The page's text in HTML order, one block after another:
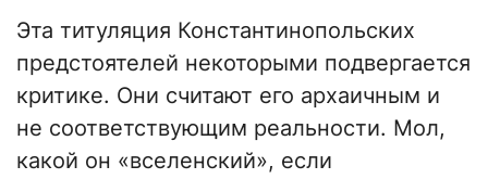
Эта титуляция Константинопольских
предстоятелей некоторыми подвергается
критике. Они считают его архаичным и
не соответствующим реальности. Мол,
какой он «вселенский», если